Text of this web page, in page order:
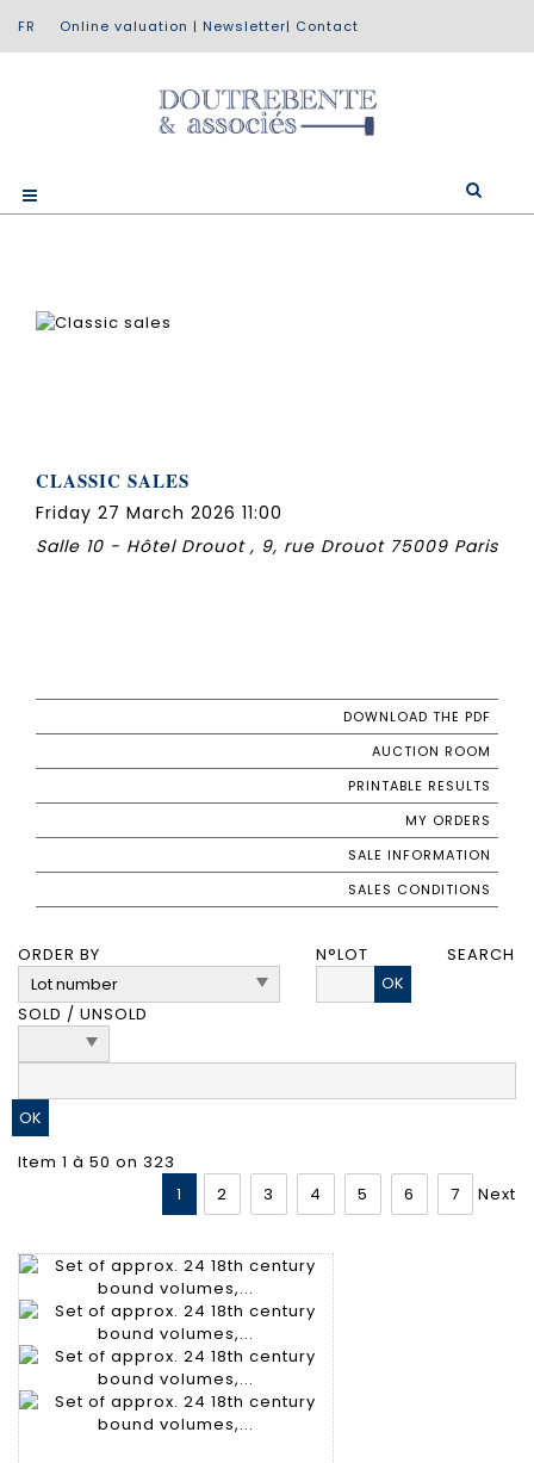
Online valuation | Newsletter| Contact
CLASSIC SALES
Friday 27 March 2026 11:00
Salle 10 - Hôtel Drouot , 9, rue Drouot 75009 Paris
DOWNLOAD THE PDF
AUCTION ROOM
PRINTABLE RESULTS
MY ORDERS
SALE INFORMATION
SALES CONDITIONS
ORDER BY
N°LOT
OK
SOLD / UNSOLD
SEARCH
Item 1 à 50 on 323
1
2 3 4 5 6 7 Next